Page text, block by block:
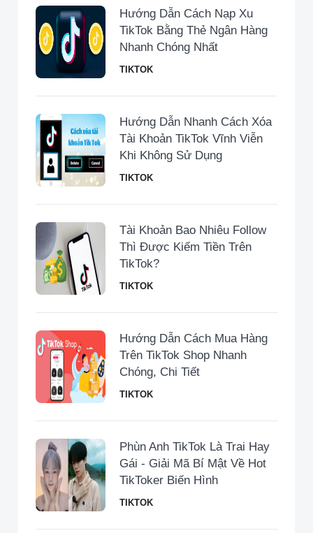
Hướng Dẫn Cách Nạp Xu
TikTok Bằng Thẻ Ngân Hàng
Nhanh Chóng Nhất
TIKTOK
Hướng Dẫn Nhanh Cách Xóa
Tài Khoản TikTok Vĩnh Viễn
Khi Không Sử Dụng
TIKTOK
Tài Khoản Bao Nhiêu Follow
Thì Được Kiếm Tiền Trên
TikTok?
TIKTOK
Hướng Dẫn Cách Mua Hàng
Trên TikTok Shop Nhanh
Chóng, Chi Tiết
TIKTOK
Phùn Anh TikTok Là Trai Hay
Gái - Giải Mã Bí Mật Về Hot
TikToker Biến Hình
TIKTOK